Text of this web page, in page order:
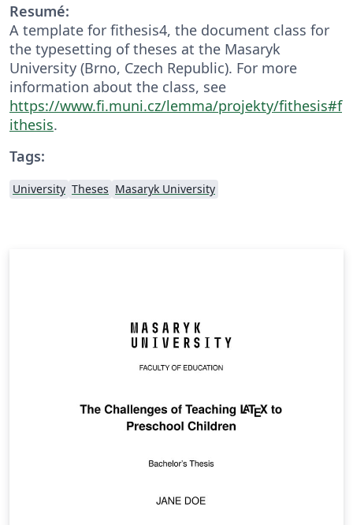
Resumé:
A template for fithesis4, the document class for
the typesetting of theses at the Masaryk
University (Brno, Czech Republic). For more
information about the class, see
https://www.fi.muni.cz/lemma/projekty/fithesis#f
ithesis.
Tags:
University Theses Masaryk University